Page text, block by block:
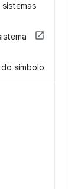
símbolo